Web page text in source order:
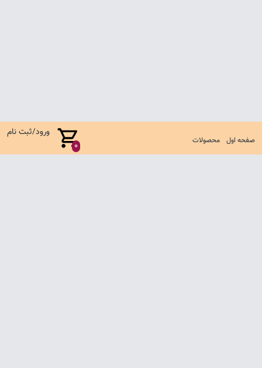
صفحه اول محصولات 0
ورود/ثبت نام